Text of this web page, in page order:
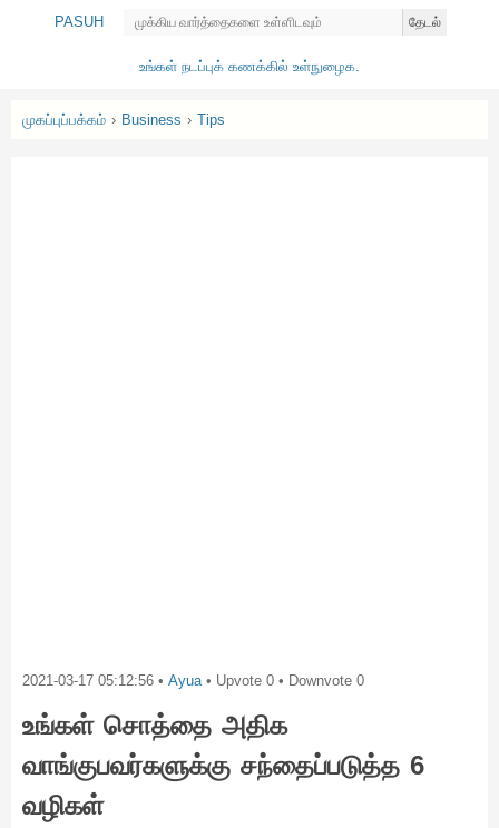
PASUH தேடல்
உங்கள் நடப்புக் கணக்கில் உள்நுழைக.
முகப்புப்பக்கம் › Business › Tips
2021-03-17 05:12:56 • Ayua• Upvote 0 • Downvote 0
உங்கள் சொத்தை அதிக
வாங்குபவர்களுக்கு சந்தைப்படுத்த 6
வழிகள்